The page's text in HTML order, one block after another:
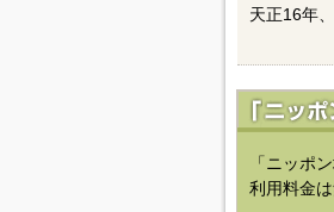
天正16年
「ニッポ
利用料金